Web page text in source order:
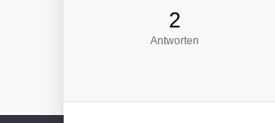
2
Antworten